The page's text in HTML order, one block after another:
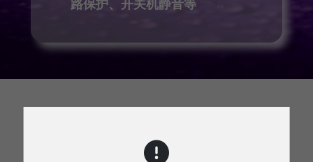
路保护、开关机静音等